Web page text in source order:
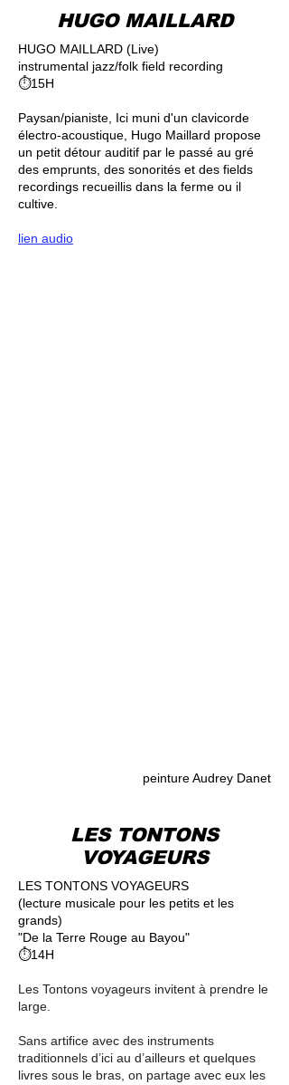
HUGO MAILLARD
HUGO MAILLARD (Live)
instrumental jazz/folk field recording
⏱15H
Paysan/pianiste, Ici muni d'un clavicorde
électro-acoustique, Hugo Maillard propose
un petit détour auditif par le passé au gré
des emprunts, des sonorités et des fields
recordings recueillis dans la ferme ou il
cultive.
lien audio
peinture Audrey Danet
LES TONTONS
VOYAGEURS
LES TONTONS VOYAGEURS
(lecture musicale pour les petits et les
grands)
"De la Terre Rouge au Bayou"
⏱14H
Les Tontons voyageurs invitent à prendre le
large.
Sans artifice avec des instruments
traditionnels d’ici au d’ailleurs et quelques
livres sous le bras, on partage avec eux les